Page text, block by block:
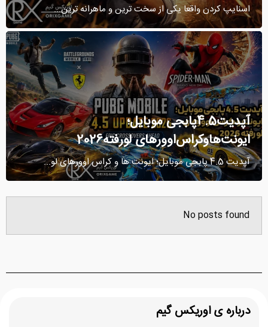
اسنایپ کردن واقعا یکی از سخت ‌ترین و ماهرانه ‌ترین...
آپدیت4.5پابجی موبایل؛
ایونت‌هاوکراس‌اوورهای لورفته2026
آپدیت 4.5 پابجی موبایل؛ ایونت‌ ها و کراس ‌اوورهای لو...
No posts found
درباره ی اوریکس گیم